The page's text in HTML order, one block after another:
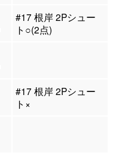
#17 根岸 2Pシュー
ト○(2点)
#17 根岸 2Pシュー
ト×